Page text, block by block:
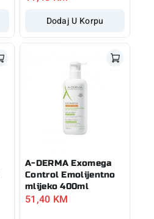
Dodaj U Korpu
A-DERMA Exomega
Control Emolijentno
mlijeko 400ml
51,40 KM